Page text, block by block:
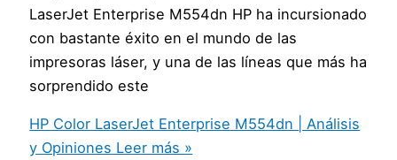
LaserJet Enterprise M554dn HP ha incursionado
con bastante éxito en el mundo de las
impresoras láser, y una de las líneas que más ha
sorprendido este
HP Color LaserJet Enterprise M554dn | Análisis
y Opiniones Leer más »